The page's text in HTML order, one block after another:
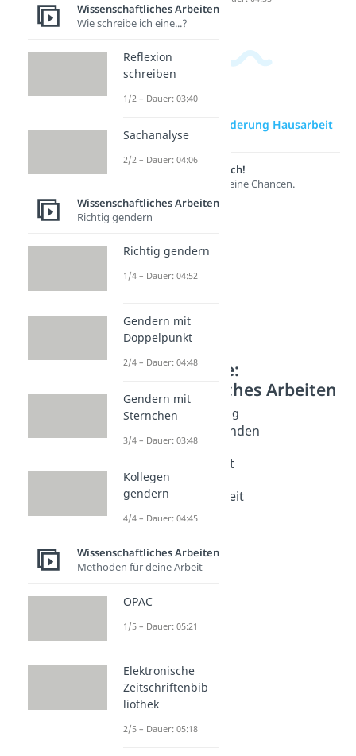
zur Videoseite: Gliederung Hausarbeit
Lernen lohnt sich!
Entdecke hier deine Chancen.
Weitere Inhalte:
Wissenschaftliches Arbeiten
Hausarbeit Vorbereitung
Hausarbeit Thema finden
Dauer: 04:07
Deckblatt Hausarbeit
Dauer: 04:22
Gliederung Hausarbeit
Dauer: 05:03
Wissenschaftliches Arbeiten
Wie schreibe ich eine...?
Reflexion
schreiben
1/2 – Dauer: 03:40
Sachanalyse
2/2 – Dauer: 04:06
Wissenschaftliches Arbeiten
Richtig gendern
Richtig gendern
1/4 – Dauer: 04:52
Gendern mit
Doppelpunkt
2/4 – Dauer: 04:48
Gendern mit
Sternchen
3/4 – Dauer: 03:48
Kollegen
gendern
4/4 – Dauer: 04:45
Wissenschaftliches Arbeiten
Methoden für deine Arbeit
OPAC
1/5 – Dauer: 05:21
Elektronische
Zeitschriftenbib
liothek
2/5 – Dauer: 05:18